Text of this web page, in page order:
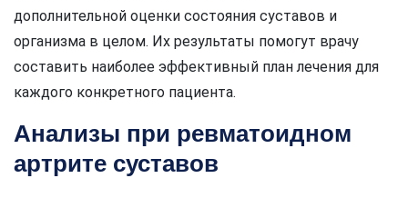
дополнительной оценки состояния суставов и
организма в целом. Их результаты помогут врачу
составить наиболее эффективный план лечения для
каждого конкретного пациента.
Анализы при ревматоидном
артрите суставов